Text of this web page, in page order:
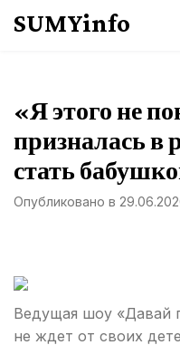
SUMYinfo
«Я этого не
призналась в
стать
Опубликовано в
Ведущая шоу «Давай
не ждет от своих